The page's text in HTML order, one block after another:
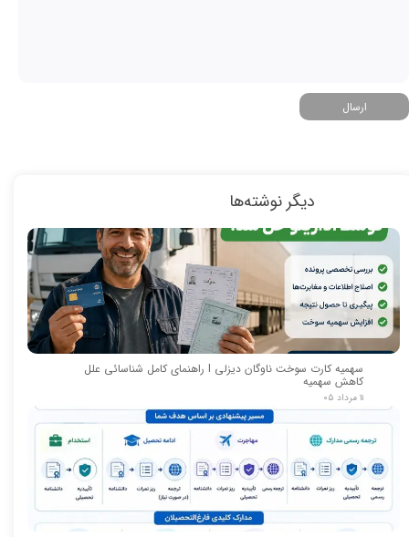
ارسال
دیگر نوشته‌ها
سهمیه کارت سوخت ناوگان دیزلی I راهنمای کامل شناسائی علل
کاهش سهمیه
۱۱ مرداد ۰۵